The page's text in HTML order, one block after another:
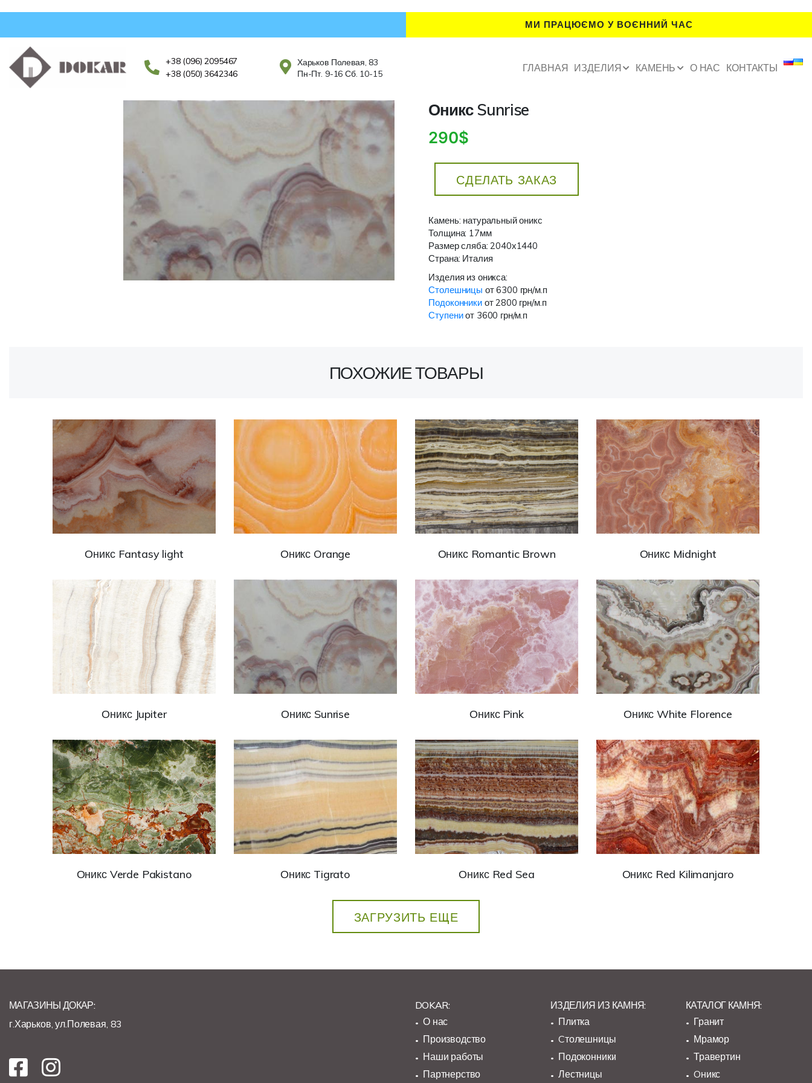
МИ ПРАЦЮЄМО У ВОЄННИЙ ЧАС
+38 (096) 2095467
+38 (050) 3642346
Харьков Полевая, 83
Пн-Пт. 9-16 Сб. 10-15
ГЛАВНАЯ ИЗДЕЛИЯ КАМЕНЬ О НАС КОНТАКТЫ
Оникс Sunrise
290$
СДЕЛАТЬ ЗАКАЗ
Камень: натуральный оникс
Толщина: 17мм
Размер сляба: 2040х1440
Страна: Италия
Изделия из оникса:
Столешницы от 6300 грн/м.п
Подоконникиот 2800 грн/м.п
Ступениот 3600 грн/м.п
ПОХОЖИЕ ТОВАРЫ
Оникс Fantasy light Оникс Orange Оникс Romantic Brown Оникс Midnight
Оникс Jupiter Оникс Sunrise Оникс Pink Оникс White Florence
Оникс Verde Pakistano Оникс Tigrato Оникс Red Sea Оникс Red Kilimanjaro
ЗАГРУЗИТЬ ЕЩЕ
МАГАЗИНЫ ДОКАР:
г.Харьков, ул.Полевая, 83
DOKAR:
О нас
Производство
Наши работы
Партнерство
ИЗДЕЛИЯ ИЗ КАМНЯ:
Плитка
Cтолешницы
Подоконники
Лестницы
КАТАЛОГ КАМНЯ:
Гранит
Мрамор
Травертин
Oникс